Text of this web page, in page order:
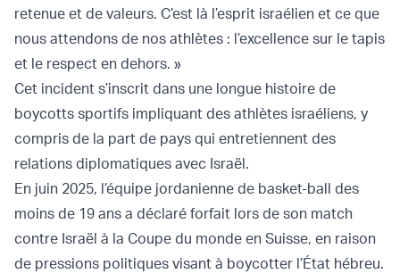
retenue et de valeurs. C’est là l’esprit israélien et ce que
nous attendons de nos athlètes : l’excellence sur le tapis
et le respect en dehors. »
Cet incident s’inscrit dans une longue histoire de
boycotts sportifs impliquant des athlètes israéliens, y
compris de la part de pays qui entretiennent des
relations diplomatiques avec Israël.
En juin 2025, l’équipe jordanienne de basket-ball des
moins de 19 ans a déclaré forfait lors de son match
contre Israël à la Coupe du monde en Suisse, en raison
de pressions politiques visant à boycotter l’État hébreu.